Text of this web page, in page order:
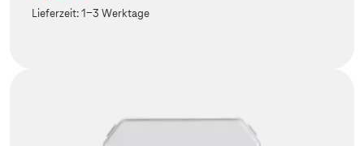
Lieferzeit:1-3 Werktage